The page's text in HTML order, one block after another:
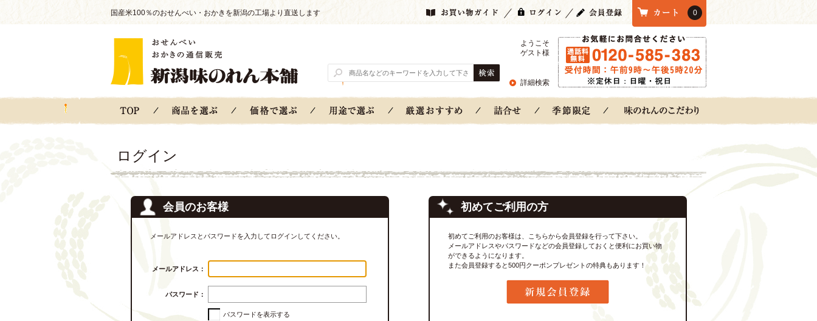
国産米100％のおせんべい・おかきを新潟の工場より直送します 0
ようこそ
ゲスト様
詳細検索
ログイン
会員のお客様
メールアドレスとパスワードを入力してログインしてください。
メールアドレス：
パスワード：
パスワードを表示する
初めてご利用の方
初めてご利用のお客様は、こちらから会員登録を行って下さい。
メールアドレスやパスワードなどの会員登録しておくと便利にお買い物
ができるようになります。
また会員登録すると500円クーポンプレゼントの特典もあります！